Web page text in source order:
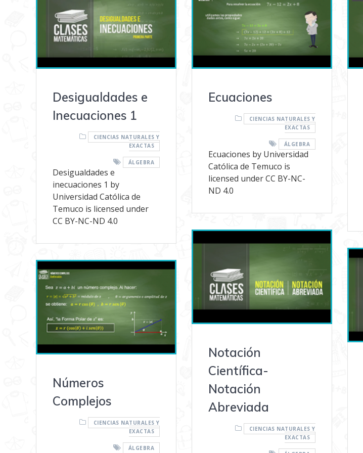
Desigualdades e
Inecuaciones 1
CIENCIAS NATURALES Y
EXACTAS
ÁLGEBRA
Desigualdades e
inecuaciones 1 by
Universidad Católica de
Temuco is licensed under
CC BY-NC-ND 4.0
Ecuaciones
CIENCIAS NATURALES Y
EXACTAS
ÁLGEBRA
Ecuaciones by Universidad
Católica de Temuco is
licensed under CC BY-NC-
ND 4.0
Notación
Científica-
Notación
Abreviada
CIENCIAS NATURALES Y
EXACTAS
Números
Complejos
CIENCIAS NATURALES Y
EXACTAS
ÁLGEBRA